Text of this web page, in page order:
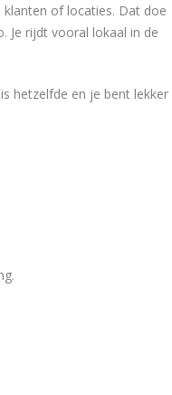
of locaties. Dat doe
Je rijdt vooral lokaal in de
hetzelfde en je bent lekker